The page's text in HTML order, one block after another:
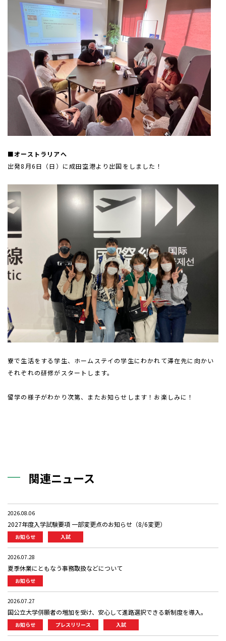
■オーストラリアへ
出発8 月6日（日）に成田空港より出国をしました！
寮で生活をする学生、ホームステイの学生にわかれて滞在先に向かい
それぞれの研修がスタートします。
留学の様子がわかり次第、またお知らせします！お楽しみに！
関連ニュース
2026.08.06
お知らせ 入試
2027年度入学試験要項 一部変更点のお知らせ（8/6変更）
2026.07.28
お知らせ
夏季休業にともなう事務取扱などについて
2026.07.27
お知らせ プレスリリース 入試
国公立大学併願者の増加を受け、安心して進路選択できる新制度を導入。